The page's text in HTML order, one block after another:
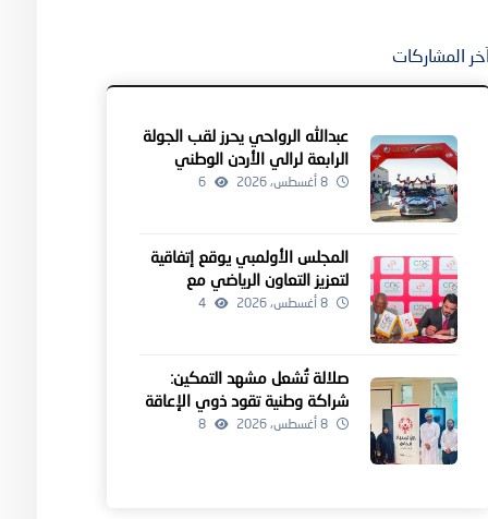
المشاركات
عبدالله الرواحي يحرز لقب الجولة
الرابعة لرالي الأردن الوطني
8 أغسطس، 2026 6
المجلس الأولمبي يوقع إتفاقية
لتعزيز التعاون الرياضي مع
منطقة الكاريبي
8 أغسطس، 2026 4
صلالة تُشعل مشهد التمكين:
شراكة وطنية تقود ذوي الإعاقة
نحو آفاق أوسع
8 أغسطس، 2026 8